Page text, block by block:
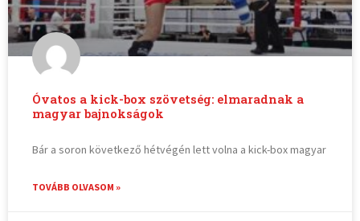
Óvatos a kick-box szövetség: elmaradnak a
magyar bajnokságok
Bár a soron következő hétvégén lett volna a kick-box magyar
TOVÁBB OLVASOM »